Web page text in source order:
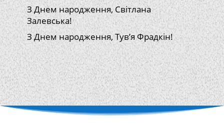
З Днем народження, Світлана
Залевська!
З Днем народження, Тув’я Фрадкін!